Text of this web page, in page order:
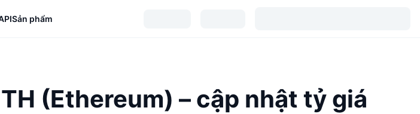
Sản phẩm
(Ethereum) – cập nhật tỷ giá